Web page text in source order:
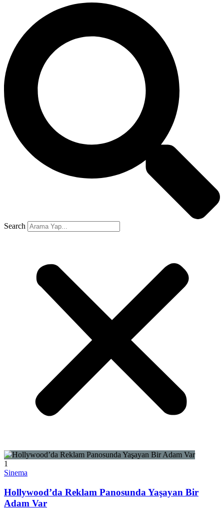
Search
1
Sinema
Hollywood’da Reklam Panosunda Yaşayan Bir
Adam Var